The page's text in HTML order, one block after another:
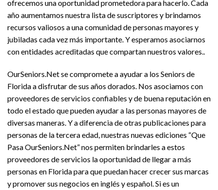
ofrecemos una oportunidad prometedora para hacerlo. Cada
año aumentamos nuestra lista de suscriptores y brindamos
recursos valiosos a una comunidad de personas mayores y
jubiladas cada vez más importante. Y esperamos asociarnos
con entidades acreditadas que compartan nuestros valores..
OurSeniors.Net se compromete a ayudar a los Seniors de
Florida a disfrutar de sus años dorados. Nos asociamos con
proveedores de servicios confiables y de buena reputación en
todo el estado que pueden ayudar a las personas mayores de
diversas maneras. Y a diferencia de otras publicaciones para
personas de la tercera edad, nuestras nuevas ediciones “Que
Pasa OurSeniors.Net” nos permiten brindarles a estos
proveedores de servicios la oportunidad de llegar a más
personas en Florida para que puedan hacer crecer sus marcas
y promover sus negocios en inglés y español. Si es un